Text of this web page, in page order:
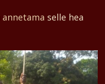
annetama selle hea